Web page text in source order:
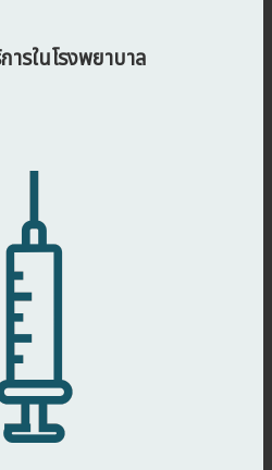
รในโรงพยาบาล